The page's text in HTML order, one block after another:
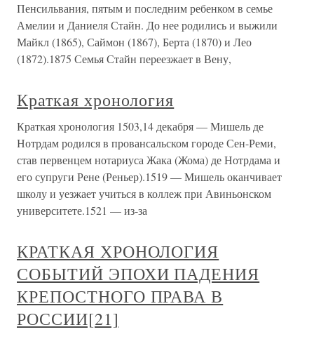
Пенсильвания, пятым и последним ребенком в семье
Амелии и Даниеля Стайн. До нее родились и выжили
Майкл (1865), Саймон (1867), Берта (1870) и Лео
(1872).1875 Семья Стайн переезжает в Вену,
Краткая хронология
Краткая хронология 1503,14 декабря — Мишель де
Нотрдам родился в провансальском городе Сен-Реми,
став первенцем нотариуса Жака (Жома) де Нотрдама и
его супруги Рене (Реньер).1519 — Мишель оканчивает
школу и уезжает учиться в коллеж при Авиньонском
университете.1521 — из-за
КРАТКАЯ ХРОНОЛОГИЯ
СОБЫТИЙ ЭПОХИ ПАДЕНИЯ
КРЕПОСТНОГО ПРАВА В
РОССИИ[21]